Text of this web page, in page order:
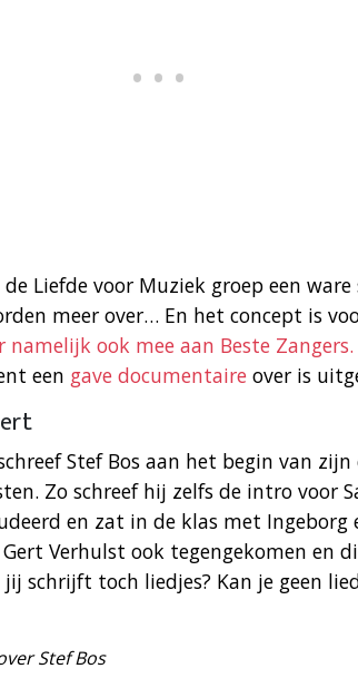
de Liefde voor Muziek groep een
meer over… En het concept is
namelijk ook mee aan Beste Zangers.
een gave documentaire over is
Stef Bos aan het begin van zijn
Zo schreef hij zelfs de intro voor
en zat in de klas met Ingeborg
Verhulst ook tegengekomen en
schrijft toch liedjes? Kan je geen
Stef Bos